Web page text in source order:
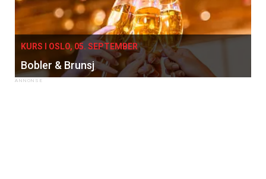
KURS I OSLO, 05. SEPTEMBER
Bobler & Brunsj